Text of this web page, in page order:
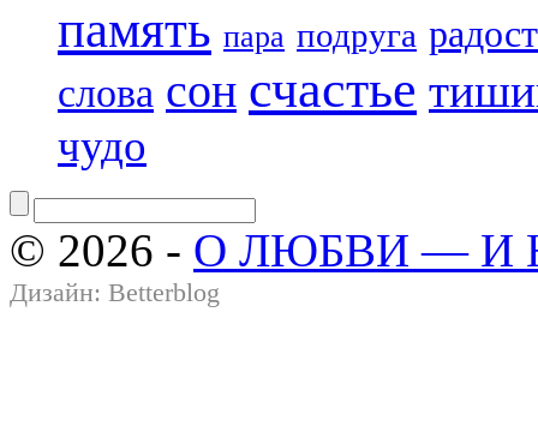
память пара подруга
слова сон счастье
чудо
© 2026 - О ЛЮБВИ — И
Дизайн: Betterblog